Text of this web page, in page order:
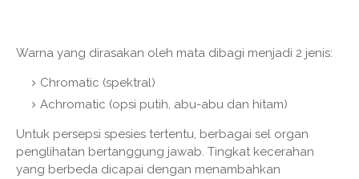
Warna yang dirasakan oleh mata dibagi menjadi 2 jenis:
Chromatic (spektral)
Achromatic (opsi putih, abu-abu dan hitam)
Untuk persepsi spesies tertentu, berbagai sel organ
penglihatan bertanggung jawab. Tingkat kecerahan
yang berbeda dicapai dengan menambahkan